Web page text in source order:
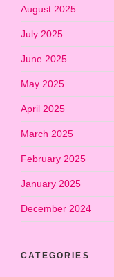
August 2025
July 2025
June 2025
May 2025
April 2025
March 2025
February 2025
January 2025
December 2024
CATEGORIES